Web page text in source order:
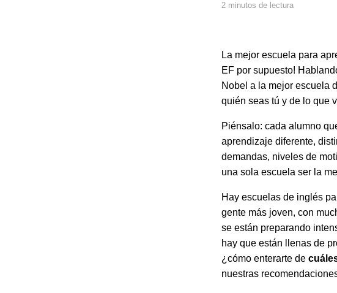
2 minutos de lectura
La mejor escuela para
EF por supuesto!
Nobel a la mejor escuela
quién seas tú y de lo que
Piénsalo: cada alumno
aprendizaje diferente,
demandas, niveles de
una sola escuela ser la
Hay escuelas de inglés
gente más joven, con
se están preparando
hay que están llenas de
¿cómo enterarte de
nuestras